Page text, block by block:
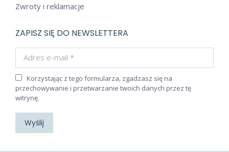
Zwroty i reklamacje
ZAPISZ SIĘ DO NEWSLETTERA
Korzystając z tego formularza, zgadzasz się na
przechowywanie i przetwarzanie twoich danych przez tę
witrynę.
Wyślij